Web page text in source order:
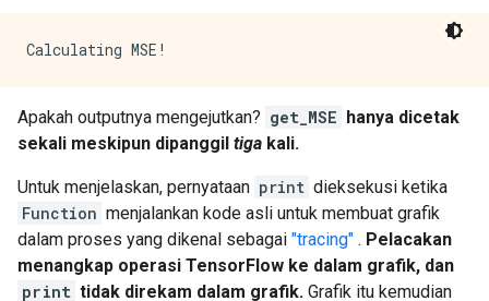
        key: "value"
        value {
            dtype: DT_BOOL
            tensor_shape {
            }
          }
        }
      }
    }
    node_def {
Apakah outputnya mengejutkan? get_MSE hanya dicetak
sekali meskipun dipanggil tiga kali.
Untuk menjelaskan, pernyataan print dieksekusi ketika
Function menjalankan kode asli untuk membuat grafik
dalam proses yang dikenal sebagai "tracing" . Pelacakan
menangkap operasi TensorFlow ke dalam grafik, dan
print tidak direkam dalam grafik. Grafik itu kemudian